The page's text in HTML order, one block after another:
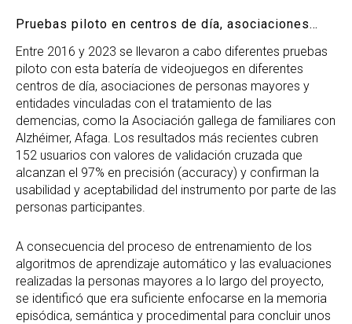
Pruebas piloto en centros de día, asociaciones…
Entre 2016 y 2023 se llevaron a cabo diferentes pruebas
piloto con esta batería de videojuegos en diferentes
centros de día, asociaciones de personas mayores y
entidades vinculadas con el tratamiento de las
demencias, como la Asociación gallega de familiares con
Alzhéimer, Afaga. Los resultados más recientes cubren
152 usuarios con valores de validación cruzada que
alcanzan el 97% en precisión (accuracy) y confirman la
usabilidad y aceptabilidad del instrumento por parte de las
personas participantes.
A consecuencia del proceso de entrenamiento de los
algoritmos de aprendizaje automático y las evaluaciones
realizadas la personas mayores a lo largo del proyecto,
se identificó que era suficiente enfocarse en la memoria
episódica, semántica y procedimental para concluir unos